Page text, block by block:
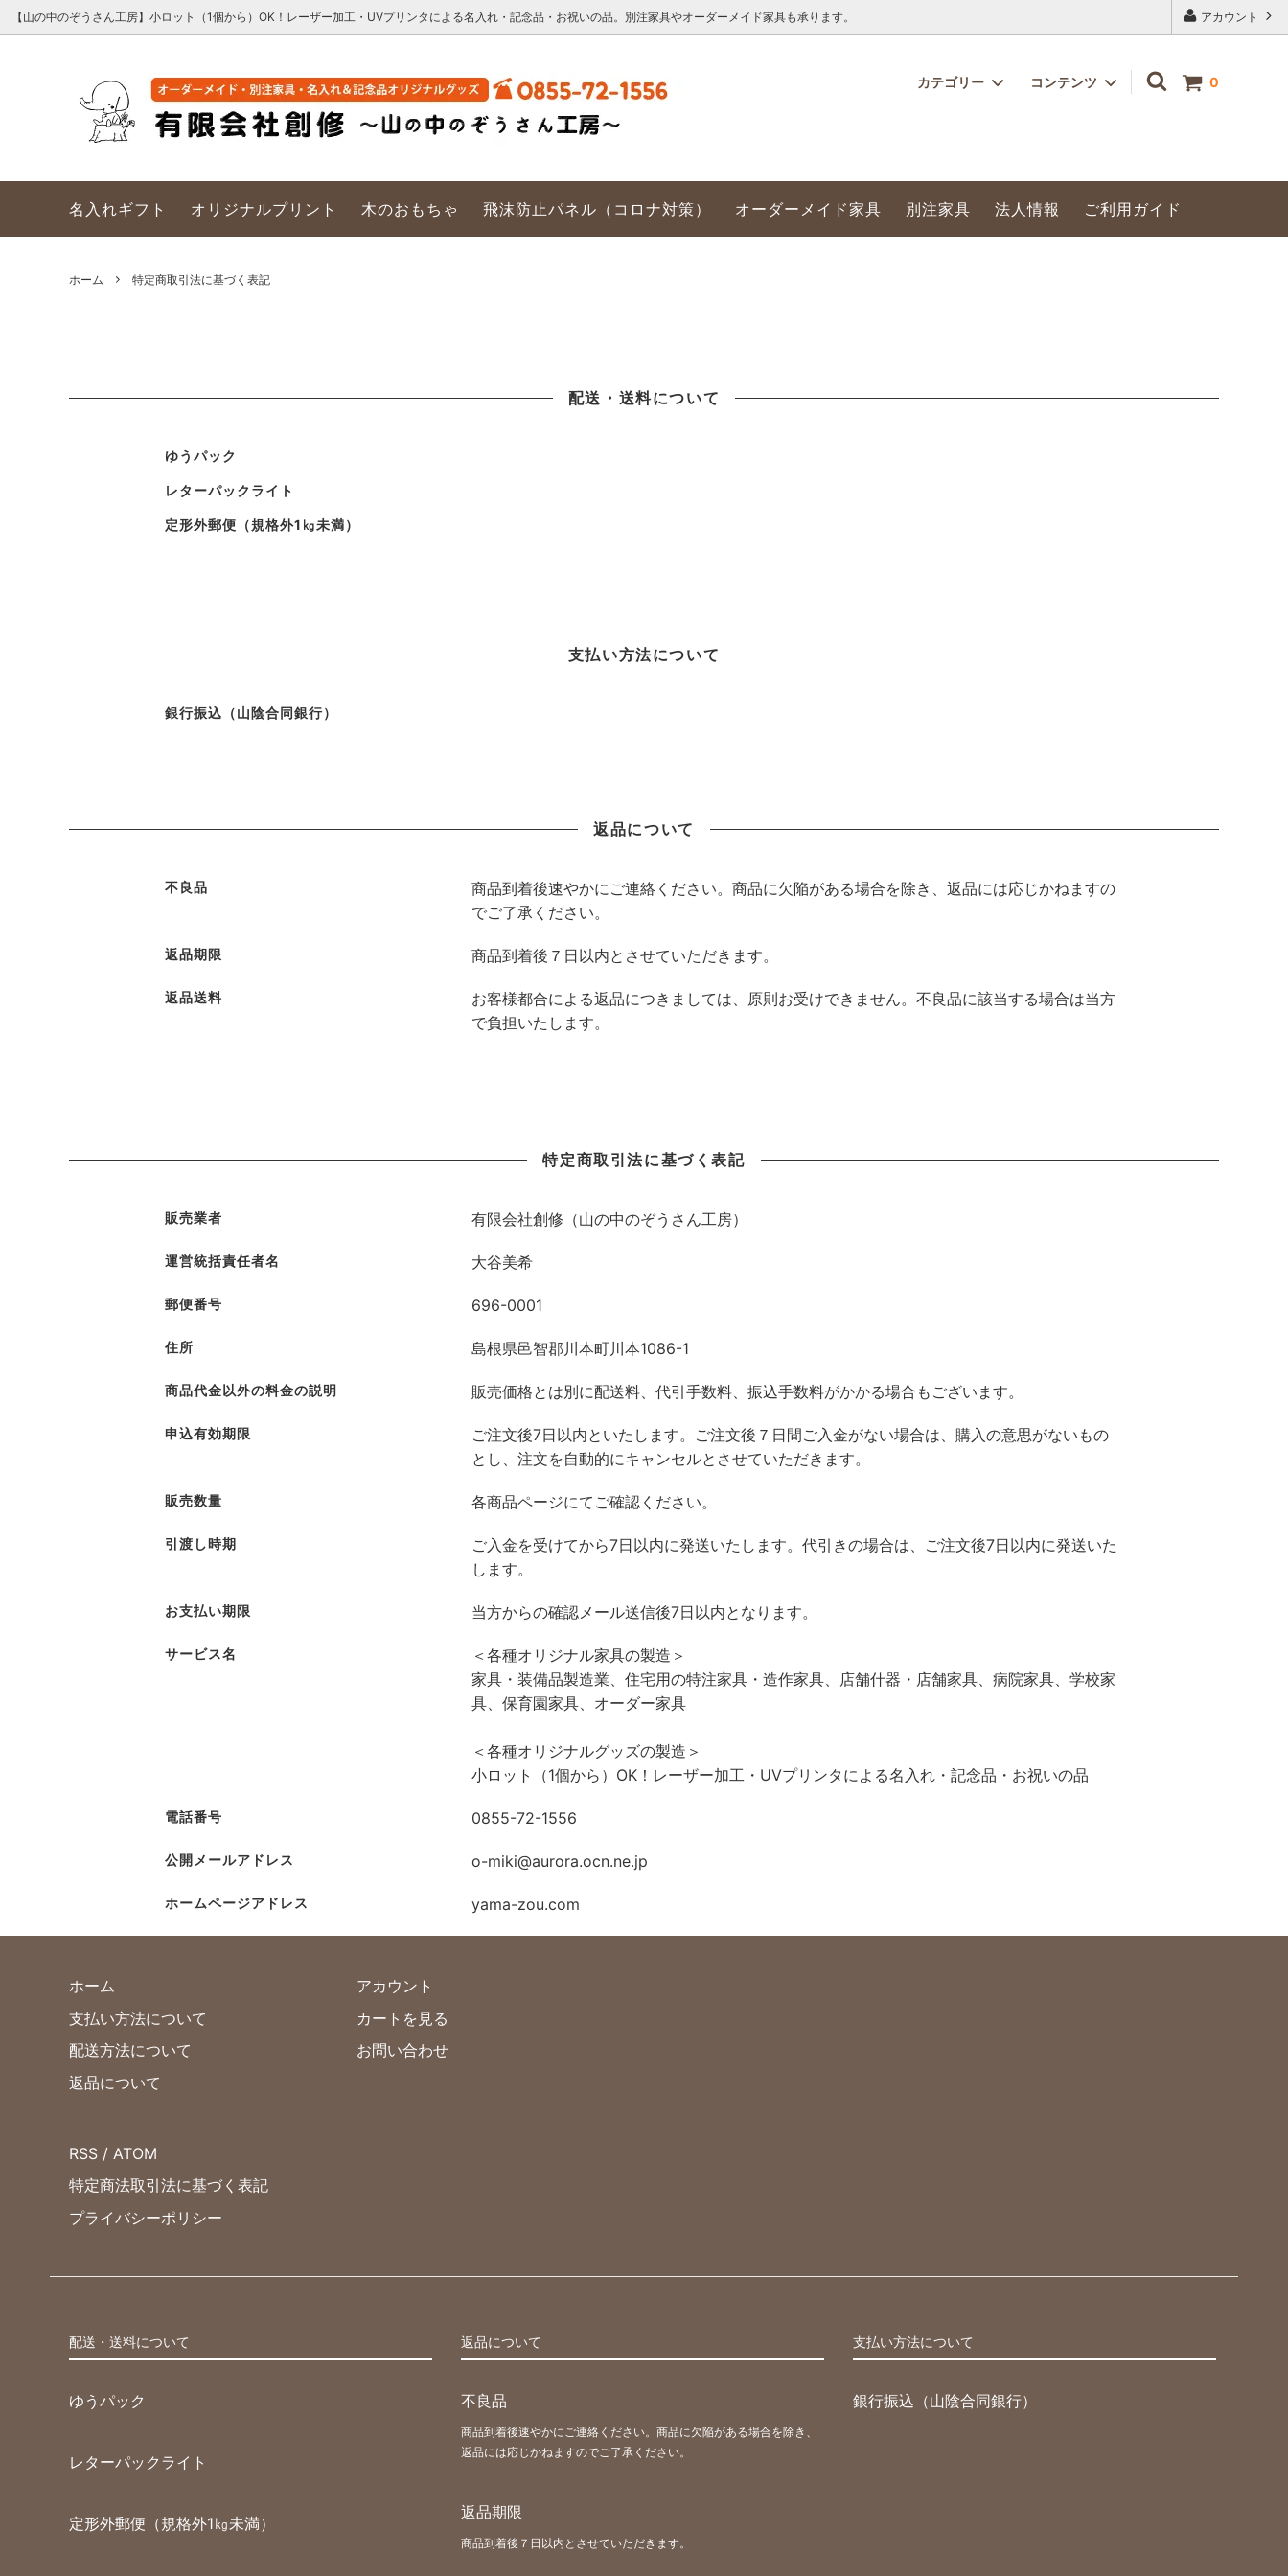
アカウント
【山の中のぞうさん工房】小ロット（1個から）OK！レーザー加工・UVプリンタによる名入れ・記念品・お祝いの品。別注家具やオーダーメイド家具も承ります。
0
カテゴリー
名入れギフト
コンテンツ
別注家具の製造
家具職人がつくる赤ちゃん・子ども用の
木のおもちゃ・家具
名入れギフト オリジナルプリント 木のおもちゃ 飛沫防止パネル（コロナ対策） オーダーメイド家具 別注家具 法人情報 ご利用ガイド
ホーム 特定商取引法に基づく表記
配送・送料について
ゆうパック
レターパックライト
定形外郵便（規格外1㎏未満）
支払い方法について
銀行振込（山陰合同銀行）
返品について
不良品
商品到着後速やかにご連絡ください。商品に欠陥がある場合を除き、返品には応じかねますの
でご了承ください。
返品期限 商品到着後７日以内とさせていただきます。
返品送料
お客様都合による返品につきましては、原則お受けできません。不良品に該当する場合は当方
で負担いたします。
特定商取引法に基づく表記
販売業者 有限会社創修（山の中のぞうさん工房）
運営統括責任者名 大谷美希
郵便番号 696-0001
住所 島根県邑智郡川本町川本1086-1
商品代金以外の料金の説明 販売価格とは別に配送料、代引手数料、振込手数料がかかる場合もございます。
申込有効期限
ご注文後7日以内といたします。ご注文後７日間ご入金がない場合は、購入の意思がないもの
とし、注文を自動的にキャンセルとさせていただきます。
販売数量 各商品ページにてご確認ください。
引渡し時期
ご入金を受けてから7日以内に発送いたします。代引きの場合は、ご注文後7日以内に発送いた
します。
お支払い期限 当方からの確認メール送信後7日以内となります。
サービス名
＜各種オリジナル家具の製造＞
家具・装備品製造業、住宅用の特注家具・造作家具、店舗什器・店舗家具、病院家具、学校家
具、保育園家具、オーダー家具
＜各種オリジナルグッズの製造＞
小ロット（1個から）OK！レーザー加工・UVプリンタによる名入れ・記念品・お祝いの品
電話番号 0855-72-1556
公開メールアドレス o-miki@aurora.ocn.ne.jp
ホームページアドレス yama-zou.com
ホーム
支払い方法について
配送方法について
返品について
アカウント
カートを見る
お問い合わせ
RSS / ATOM
特定商法取引法に基づく表記
プライバシーポリシー
配送・送料について
ゆうパック
レターパックライト
定形外郵便（規格外1㎏未満）
返品について
不良品
商品到着後速やかにご連絡ください。商品に欠陥がある場合を除き、
返品には応じかねますのでご了承ください。
返品期限
商品到着後７日以内とさせていただきます。
支払い方法について
銀行振込（山陰合同銀行）